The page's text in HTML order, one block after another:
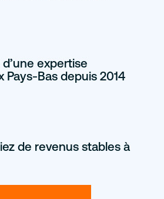
expertise
Pays-Bas depuis 2014
de revenus stables à